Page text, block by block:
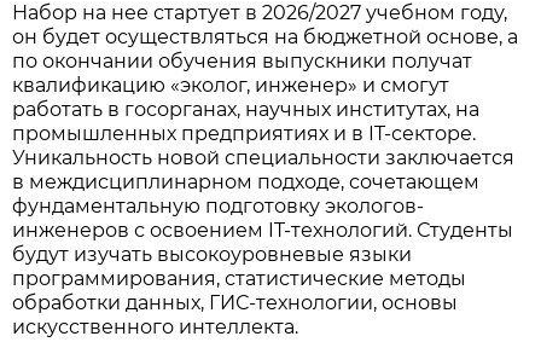
Набор на нее стартует в 2026/2027 учебном году,
он будет осуществляться на бюджетной основе, а
по окончании обучения выпускники получат
квалификацию «эколог, инженер» и смогут
работать в госорганах, научных институтах, на
промышленных предприятиях и в IT-секторе.
Уникальность новой специальности заключается
в междисциплинарном подходе, сочетающем
фундаментальную подготовку экологов-
инженеров с освоением IT-технологий. Студенты
будут изучать высокоуровневые языки
программирования, статистические методы
обработки данных, ГИС-технологии, основы
искусственного интеллекта.